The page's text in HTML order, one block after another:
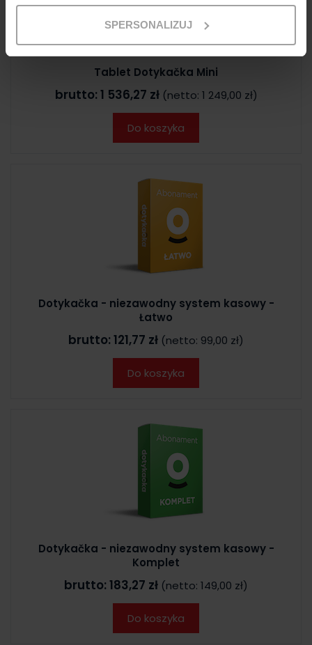
SPERSONALIZUJ
Tablet Dotykačka Mini
brutto: 1 536,27 zł (netto: 1 249,00 zł)
Do koszyka
Dotykačka - niezawodny system kasowy -
Łatwo
brutto: 121,77 zł (netto: 99,00 zł)
Do koszyka
Dotykačka - niezawodny system kasowy -
Komplet
brutto: 183,27 zł (netto: 149,00 zł)
Do koszyka